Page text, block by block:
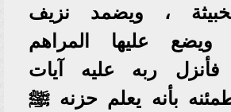
، ويضمد نزيف
ويضع عليها المراهم
فأنزل ربه عليه آيات
بأنه يعلم حزنه ﷺ